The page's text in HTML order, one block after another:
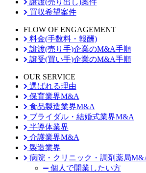
買収希望案件
FLOW OF ENGAGEMENT
料金(手数料・報酬)
譲渡(売り手)企業のM&A手順
譲受(買い手)企業のM&A手順
OUR SERVICE
選ばれる理由
保育業界M&A
食品製造業界M&A
ブライダル・結婚式業界M&A
半導体業界
介護業界M&A
製造業界
病院・クリニック・調剤薬局
個人で開業したい方